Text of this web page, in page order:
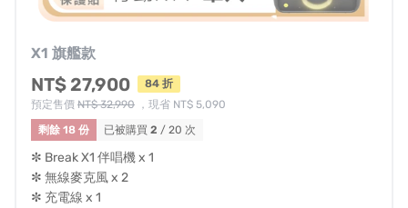
而是一個集『螢幕Ｘ無線麥克風Ｘ喇叭』為一體的全能娛
無論獨自練習還是與朋友聚會，Ikarao愛克拉 都將成為你
生活中不可或缺的音樂夥伴。
【行動KTV｜多功能娛樂室｜K歌神器｜All-in-one 伴唱
Facebook：
X1 旗艦款
NT$ 27,900
84 折
預定售價 NT$ 32,990 ，現省 NT$ 5,090
剩餘 18 份
已被購買 2 / 20 次
✼ Break X1 伴唱機 x 1
✼ 無線麥克風 x 2
✼ 充電線 x 1